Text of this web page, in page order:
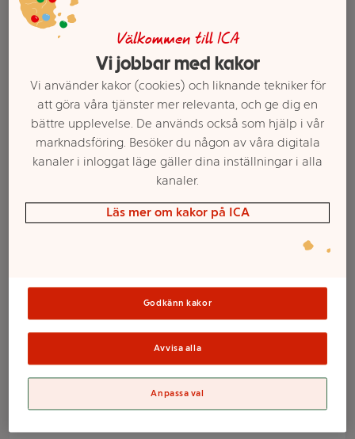
Strawberry
Dream Recovery
250ml Gainomax
Välj butik och handla
Sortimentet kan variera mellan butikerna
Välkommen till ICA
Vi jobbar med kakor
Vi använder kakor (cookies) och liknande tekniker för
att göra våra tjänster mer relevanta, och ge dig en
bättre upplevelse. De används också som hjälp i vår
marknadsföring. Besöker du någon av våra digitala
kanaler i inloggat läge gäller dina inställningar i alla
kanaler.
Läs mer om kakor på ICA
Godkänn kakor
Avvisa alla
Anpassa val